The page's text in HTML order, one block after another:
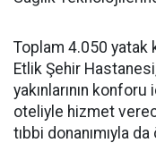
Toplam 4.050 yatak
Etlik Şehir
yakınlarının
oteliyle hizmet
tıbbi donanımıyla